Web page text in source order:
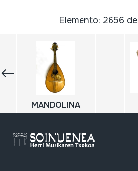
Elemento: 2656 de
MANDOLINA